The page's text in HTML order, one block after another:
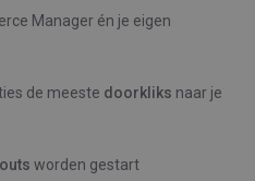
Manager én je eigen
de meeste doorkliks naar je
worden gestart